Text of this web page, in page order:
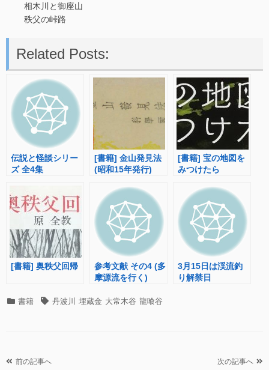
相木川と御座山
秩父の峠路
Related Posts:
伝説と怪談シリー
ズ 全4集
[書籍] 金山発見法
(昭和15年発行)
[書籍] 宝の地図を
みつけたら
[書籍] 奥秩父回帰
参考文献 その4 (多
摩源流を行く)
3月15日は渓流釣
り解禁日
カ 書籍
タ 丹波川 埋蔵金 大常木谷 龍喰谷
投前の記事へ 次の記事へ